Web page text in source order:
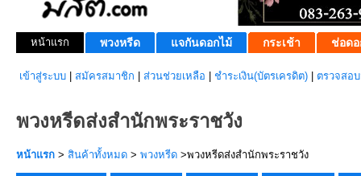
หน้าแรก พวงหรีด แจกันดอกไม้ กระเช้า ช่อดอ
เข้าสู่ระบบ สมัครสมาชิก ส่วนช่วยเหลือ ชำระเงิน(บัตรเครดิต) ตรวจสอ
พวงหรีดส่งสำนักพระราชวัง
หน้าแรก > สินค้าทั้งหมด > พวงหรีด >พวงหรีดส่งสำนักพระราชวัง